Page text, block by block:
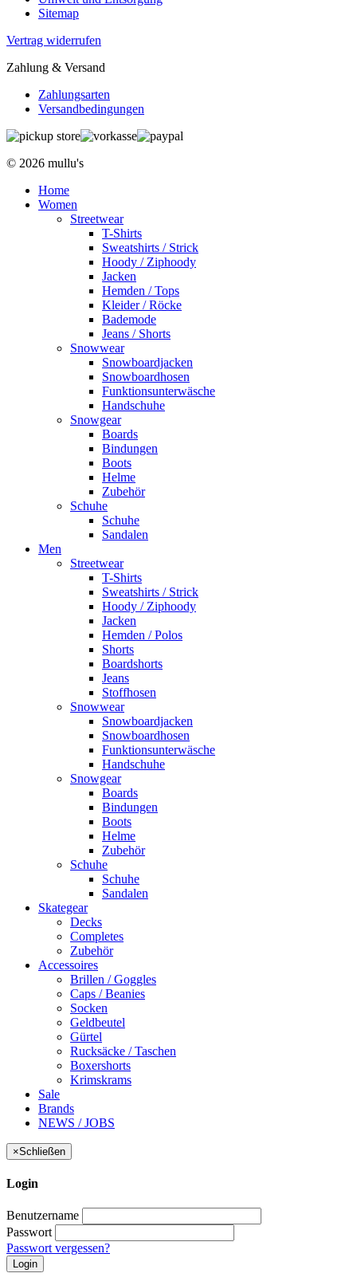
Sitemap
Vertrag widerrufen
Zahlung & Versand
Zahlungsarten
Versandbedingungen
© 2026 mullu's
Home
Women
Streetwear
T-Shirts
Sweatshirts / Strick
Hoody / Ziphoody
Jacken
Hemden / Tops
Kleider / Röcke
Bademode
Jeans / Shorts
Snowwear
Snowboardjacken
Snowboardhosen
Funktionsunterwäsche
Handschuhe
Snowgear
Boards
Bindungen
Boots
Helme
Zubehör
Schuhe
Schuhe
Sandalen
Men
Streetwear
T-Shirts
Sweatshirts / Strick
Hoody / Ziphoody
Jacken
Hemden / Polos
Shorts
Boardshorts
Jeans
Stoffhosen
Snowwear
Snowboardjacken
Snowboardhosen
Funktionsunterwäsche
Handschuhe
Snowgear
Boards
Bindungen
Boots
Helme
Zubehör
Schuhe
Schuhe
Sandalen
Skategear
Decks
Completes
Zubehör
Accessoires
Brillen / Goggles
Caps / Beanies
Socken
Geldbeutel
Gürtel
Rucksäcke / Taschen
Boxershorts
Krimskrams
Sale
Brands
NEWS / JOBS
×Schließen
Login
Benutzername
Passwort
Passwort vergessen?
Login